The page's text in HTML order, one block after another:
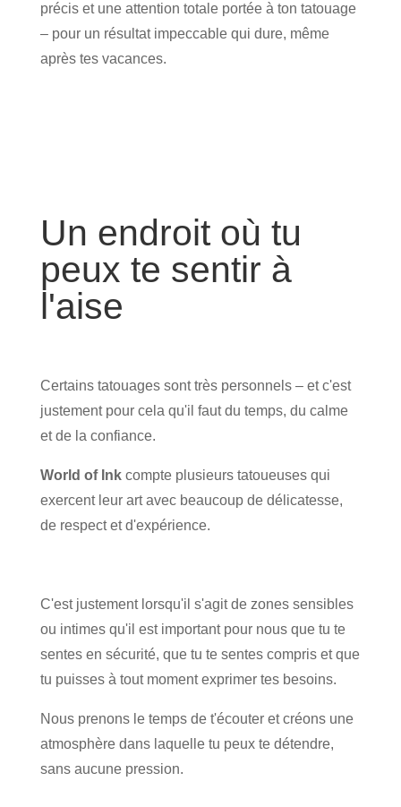
précis et une attention totale portée à ton tatouage
– pour un résultat impeccable qui dure, même
après tes vacances.
Un endroit où tu
peux te sentir à
l'aise
Certains tatouages sont très personnels – et c'est
justement pour cela qu'il faut du temps, du calme
et de la confiance.
World of Inkcompte plusieurs tatoueuses qui
exercent leur art avec beaucoup de délicatesse,
de respect et d'expérience.
C'est justement lorsqu'il s'agit de zones sensibles
ou intimes qu'il est important pour nous que tu te
sentes en sécurité, que tu te sentes compris et que
tu puisses à tout moment exprimer tes besoins.
Nous prenons le temps de t'écouter et créons une
atmosphère dans laquelle tu peux te détendre,
sans aucune pression.